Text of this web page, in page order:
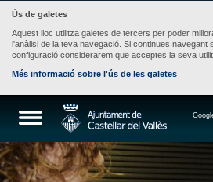
Ús de galetes
Aquest lloc utilitza galetes de tercers per poder
l'anàlisi de la teva navegació. Si continues navegant
configuració considerarem que acceptes la seva
Més informació sobre l'ús de les galetes